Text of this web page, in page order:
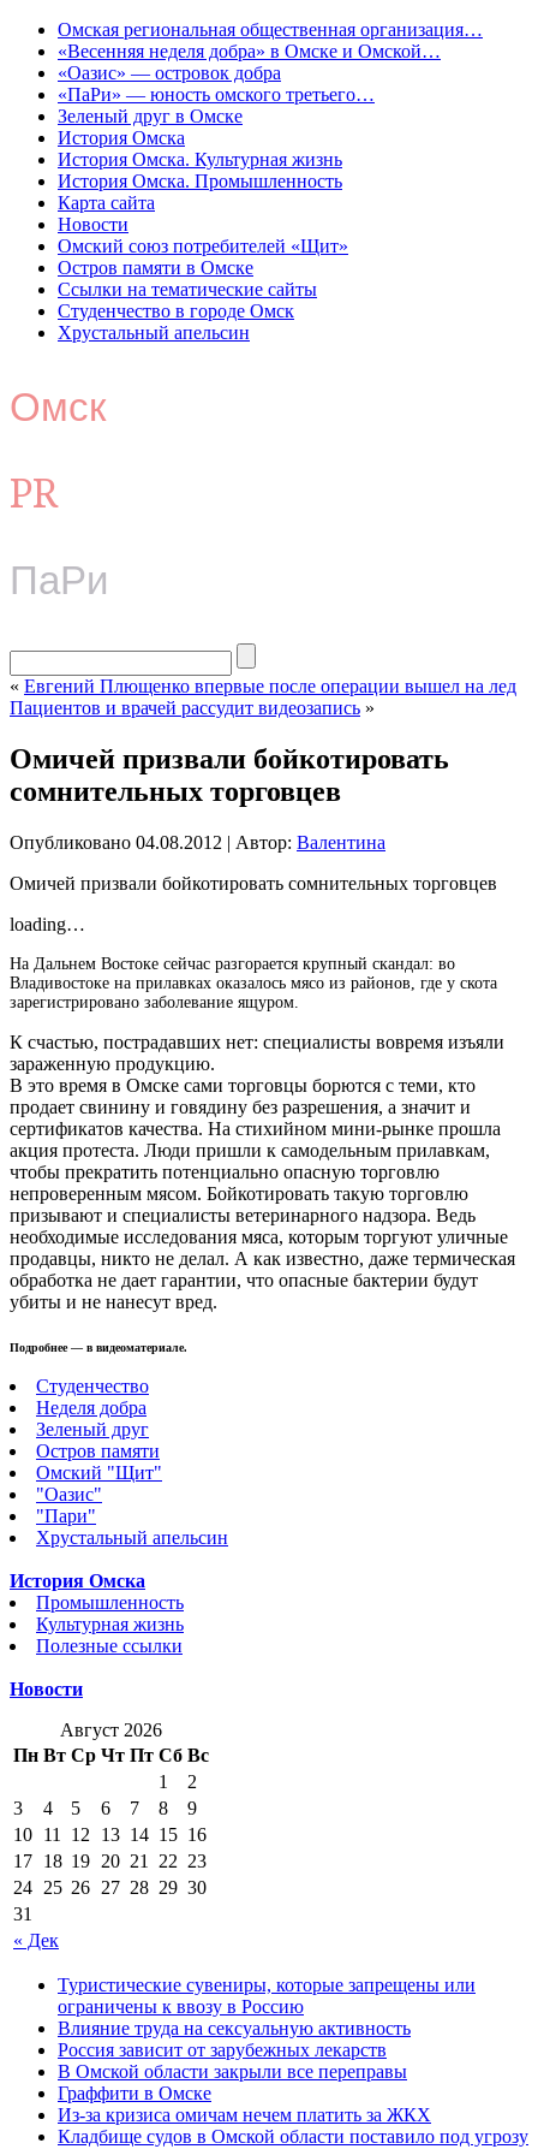
Омская региональная общественная организация…
«Весенняя неделя добра» в Омске и Омской…
«Оазис» — островок добра
«ПаРи» — юность омского третьего…
Зеленый друг в Омске
История Омска
История Омска. Культурная жизнь
История Омска. Промышленность
Карта сайта
Новости
Омский союз потребителей «Щит»
Остров памяти в Омске
Ссылки на тематические сайты
Студенчество в городе Омск
Хрустальный апельсин
Омск
PR
ПаРи
« Евгений Плющенко впервые после операции вышел на лед
Пациентов и врачей рассудит видеозапись »
Омичей призвали бойкотировать
сомнительных торговцев
Опубликовано 04.08.2012 | Автор: Валентина
Омичей призвали бойкотировать сомнительных торговцев
loading…
На Дальнем Востоке сейчас разгорается крупный скандал: во
Владивостоке на прилавках оказалось мясо из районов, где у скота
зарегистрировано заболевание ящуром.
К счастью, пострадавших нет: специалисты вовремя изъяли
зараженную продукцию.
В это время в Омске сами торговцы борются с теми, кто
продает свинину и говядину без разрешения, а значит и
сертификатов качества. На стихийном мини-рынке прошла
акция протеста. Люди пришли к самодельным прилавкам,
чтобы прекратить потенциально опасную торговлю
непроверенным мясом. Бойкотировать такую торговлю
призывают и специалисты ветеринарного надзора. Ведь
необходимые исследования мяса, которым торгуют уличные
продавцы, никто не делал. А как известно, даже термическая
обработка не дает гарантии, что опасные бактерии будут
убиты и не нанесут вред.
Подробнее — в видеоматериале.
Студенчество
Неделя добра
Зеленый друг
Остров памяти
Омский "Щит"
"Оазис"
"Пари"
Хрустальный апельсин
История Омска
Промышленность
Культурная жизнь
Полезные ссылки
Новости
Август 2026
Пн Вт Ср Чт Пт Сб Вс
« Дек
1
2
3
4 5 6 7 8
9
10 11 12 13 14 15 16
17 18 19 20 21 22 23
24 25 26 27 28 29 30
31
Туристические сувениры, которые запрещены или
ограничены к ввозу в Россию
Влияние труда на сексуальную активность
Россия зависит от зарубежных лекарств
В Омской области закрыли все переправы
Граффити в Омске
Из-за кризиса омичам нечем платить за ЖКХ
Кладбище судов в Омской области поставило под угрозу